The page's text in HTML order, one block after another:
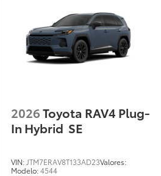
2026Toyota RAV4 Plug-
In Hybrid SE
VIN: JTM7ERAV8T133AD23Valores:
Modelo:4544